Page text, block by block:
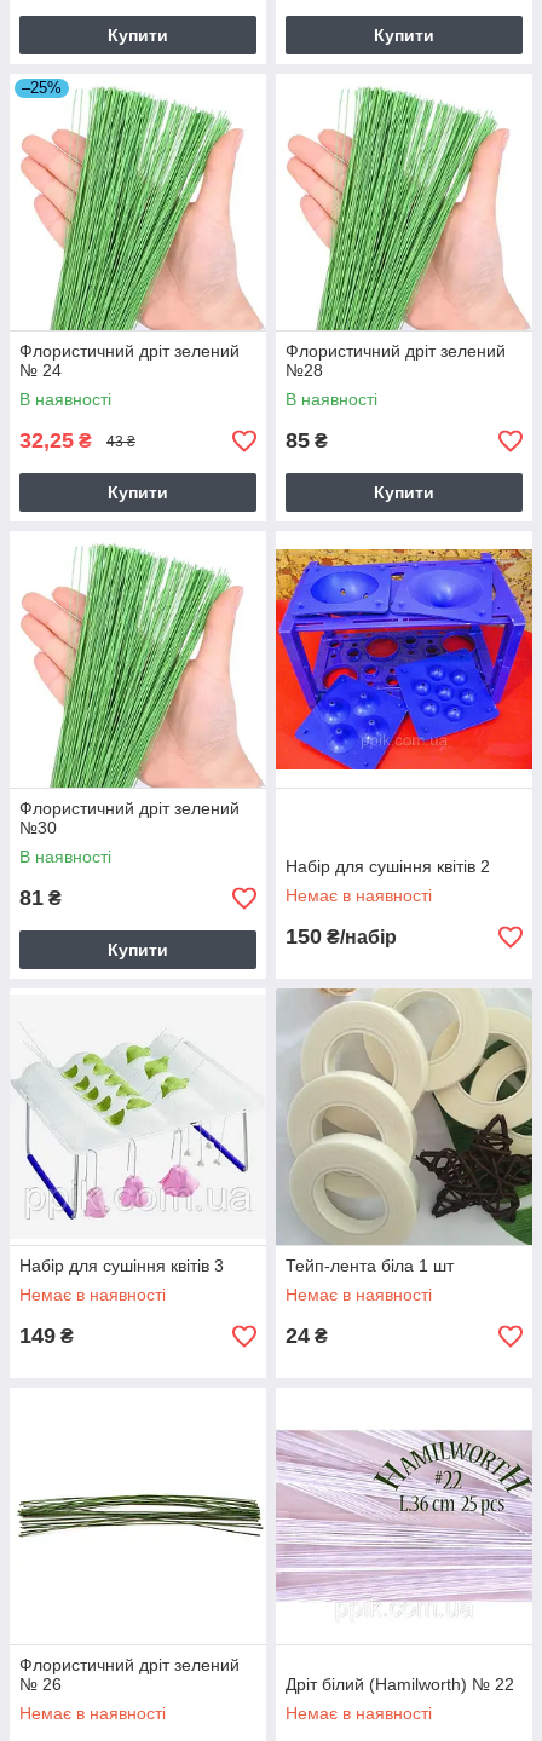
Купити Купити
–25%
Флористичний дріт зелений
№ 24
В наявності
32,25 ₴ 43 ₴
Купити
Флористичний дріт зелений
№28
В наявності
85 ₴
Купити
Флористичний дріт зелений
№30
В наявності
81 ₴
Купити
Набір для сушіння квітів 2
Немає в наявності
150 ₴/набір
Набір для сушіння квітів 3
Немає в наявності
149 ₴
Тейп-лента біла 1 шт
Немає в наявності
24 ₴
Флористичний дріт зелений
№ 26
Немає в наявності
Дріт білий (Hamilworth) № 22
Немає в наявності